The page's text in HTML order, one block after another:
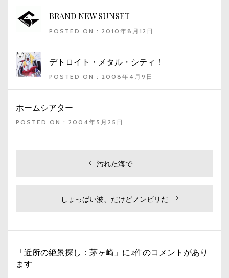
BRAND NEW SUNSET
POSTED ON : 2010年8月12日
デトロイト・メタル・シティ！
POSTED ON : 2008年4月9日
ホームシアター
POSTED ON : 2004年5月25日
シ
ョ
過
投
汚れた海で
次
稿:
しょっぱい波、だけどノンビリだ
「近所の絶景探し：茅ヶ崎」に2件のコメントがあり
ます